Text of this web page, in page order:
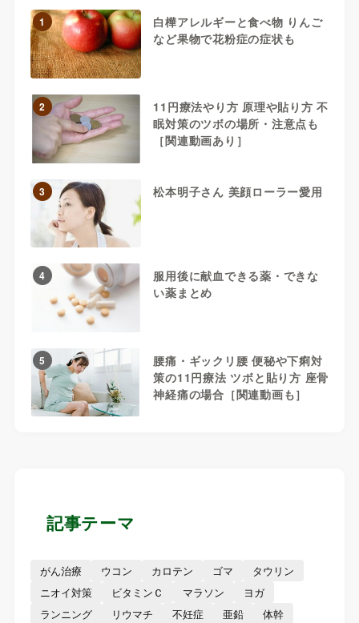
1
白樺アレルギーと食べ物 りんご
など果物で花粉症の症状も
2
11円療法やり方 原理や貼り方 不
眠対策のツボの場所・注意点も
［関連動画あり］
3 松本明子さん 美顔ローラー愛用
4
服用後に献血できる薬・できな
い薬まとめ
5
腰痛・ギックリ腰 便秘や下痢対
策の11円療法 ツボと貼り方 座骨
神経痛の場合［関連動画も］
記事テーマ
がん治療 ウコン カロテン ゴマ
タウリン
ニオイ対策
ビタミンＣ マラソン
ヨガ
ランニング
リウマチ 不妊症 亜鉛
体幹